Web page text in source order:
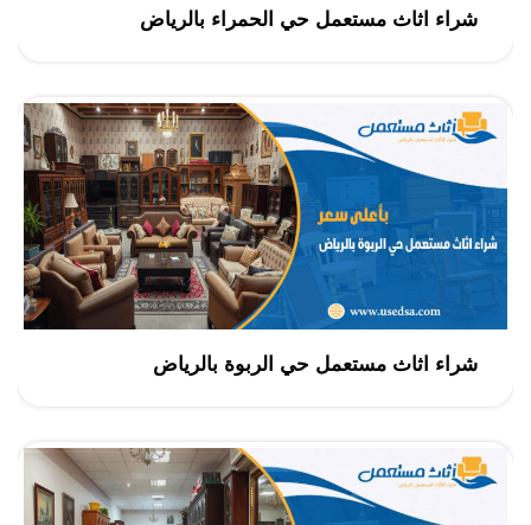
شراء اثاث مستعمل حي الحمراء بالرياض
شراء اثاث مستعمل حي الربوة بالرياض